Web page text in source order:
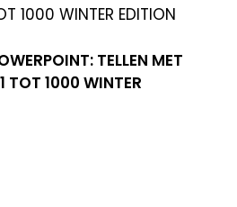
TELLEN MET
TOT 1000 WINTER